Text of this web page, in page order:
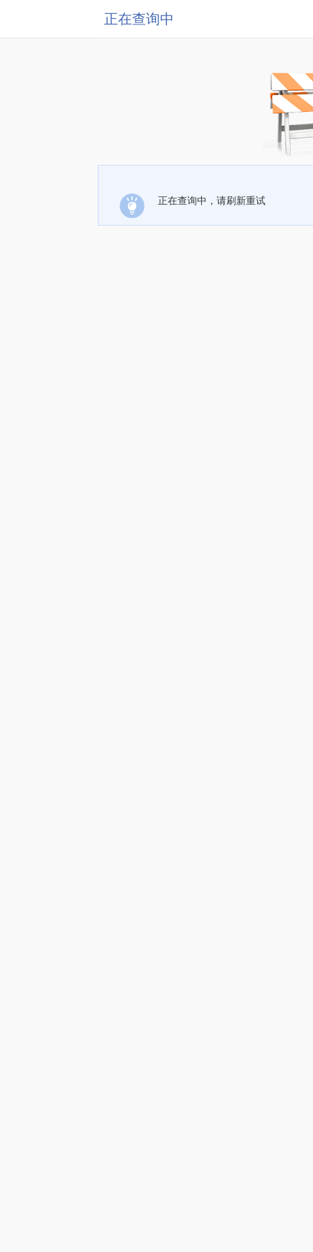
正在查询中
正在查询中，请刷新重试